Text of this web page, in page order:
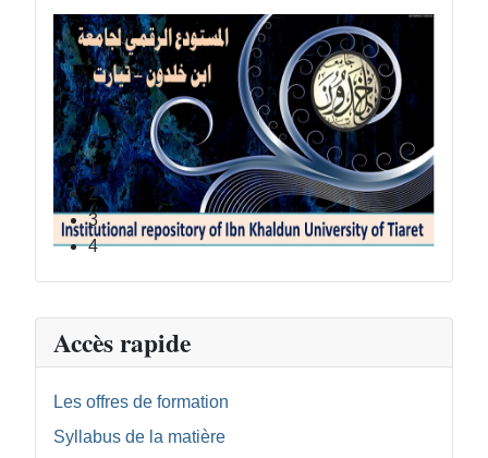
Accès rapide
Les offres de formation
Syllabus de la matière
Département de Socle commun Sciences de la Nature et de la Vie
0
1
2
3
4